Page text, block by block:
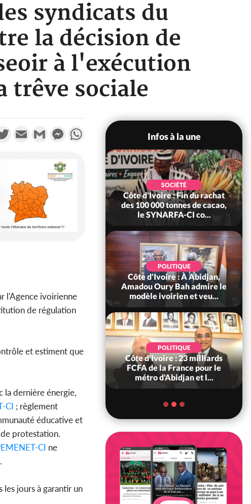
syndicats du
la décision de
à l'exécution
trêve sociale
TwitterEmail Gmail MessengerWhatsApp
l'Agence ivoirienne
de régulation
et estiment que
la dernière énergie,
CI ; règlement
éducative et
protestation.
CI ne
les jours à garantir un
Infos à la une
POLITIQUE
: Fête nationale,
Ouattara accorde
la grâce à 4 661...
Ouattara prome...
POLITIQUE
d'Ivoire : Décrispation ?
SOCIÉTÉ
Côte d'Ivoire : Fin du rachat
des 100 000 tonnes de cacao,
le SYNARFA-CI co...
POLITIQUE
Côte d'Ivoire : À Abidjan,
Amadou Oury Bah admire le
modèle ivoirien et veu...
POLITIQUE
Côte d'Ivoire : 23 milliards
FCFA de la France pour le
métro d'Abidjan et l...